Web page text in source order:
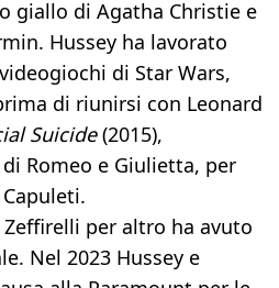
giallo di Agatha Christie e
Hussey ha lavorato
di Star Wars,
di riunirsi con Leonard
Suicide(2015),
Romeo e Giulietta, per
per altro ha avuto
Nel 2023 Hussey e